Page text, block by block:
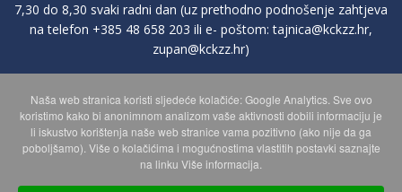
7,30 do 8,30 svaki radni dan (uz prethodno podnošenje zahtjeva
na telefon +385 48 658 203 ili e- poštom:tajnica@kckzz.hr,
zupan@kckzz.hr)
POLITIKA ZAŠTITE PRIVATNOSTI OSOBNIH PODATAKA
MAPA WEBA
Naša web stranica koristi sljedeće kolačiće: Google Analytics. Sve ovo
koristimo kako bi anonimnom analizom vaše aktivnosti dobili informaciju je
li iskustvo korištenja naše web stranice vama pozitivno (ako nije da ga
poboljšamo). Više o kolačićima i mogućnostima vlastitih postavki saznajte
na linku Više informacija.